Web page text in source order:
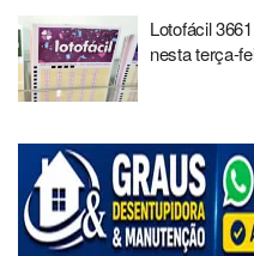
Lotofácil
nesta terça-